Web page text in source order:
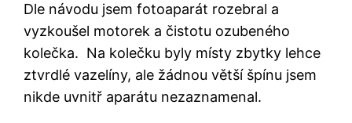
Dle návodu jsem fotoaparát rozebral a
vyzkoušel motorek a čistotu ozubeného
kolečka. Na kolečku byly místy zbytky lehce
ztvrdlé vazelíny, ale žádnou větší špínu jsem
nikde uvnitř aparátu nezaznamenal.